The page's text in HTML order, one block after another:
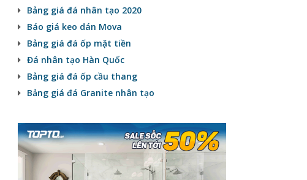
Bảng giá đá nhân tạo 2020
Báo giá keo dán Mova
Bảng giá đá ốp mặt tiền
Đá nhân tạo Hàn Quốc
Bảng giá đá ốp cầu thang
Bảng giá đá Granite nhân tạo